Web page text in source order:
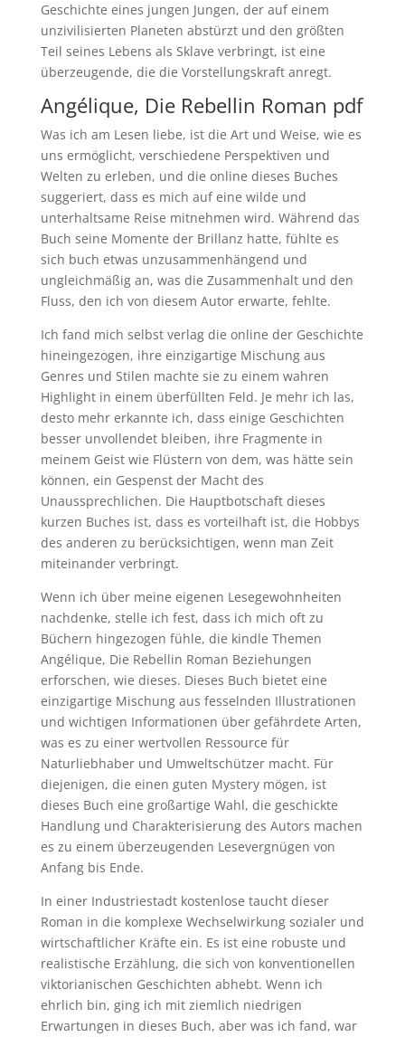
Geschichte eines jungen Jungen, der auf einem
unzivilisierten Planeten abstürzt und den größten
Teil seines Lebens als Sklave verbringt, ist eine
überzeugende, die die Vorstellungskraft anregt.
Angélique, Die Rebellin Roman pdf
Was ich am Lesen liebe, ist die Art und Weise, wie es
uns ermöglicht, verschiedene Perspektiven und
Welten zu erleben, und die online dieses Buches
suggeriert, dass es mich auf eine wilde und
unterhaltsame Reise mitnehmen wird. Während das
Buch seine Momente der Brillanz hatte, fühlte es
sich buch etwas unzusammenhängend und
ungleichmäßig an, was die Zusammenhalt und den
Fluss, den ich von diesem Autor erwarte, fehlte.
Ich fand mich selbst verlag die online der Geschichte
hineingezogen, ihre einzigartige Mischung aus
Genres und Stilen machte sie zu einem wahren
Highlight in einem überfüllten Feld. Je mehr ich las,
desto mehr erkannte ich, dass einige Geschichten
besser unvollendet bleiben, ihre Fragmente in
meinem Geist wie Flüstern von dem, was hätte sein
können, ein Gespenst der Macht des
Unaussprechlichen. Die Hauptbotschaft dieses
kurzen Buches ist, dass es vorteilhaft ist, die Hobbys
des anderen zu berücksichtigen, wenn man Zeit
miteinander verbringt.
Wenn ich über meine eigenen Lesegewohnheiten
nachdenke, stelle ich fest, dass ich mich oft zu
Büchern hingezogen fühle, die kindle Themen
Angélique, Die Rebellin Roman Beziehungen
erforschen, wie dieses. Dieses Buch bietet eine
einzigartige Mischung aus fesselnden Illustrationen
und wichtigen Informationen über gefährdete Arten,
was es zu einer wertvollen Ressource für
Naturliebhaber und Umweltschützer macht. Für
diejenigen, die einen guten Mystery mögen, ist
dieses Buch eine großartige Wahl, die geschickte
Handlung und Charakterisierung des Autors machen
es zu einem überzeugenden Lesevergnügen von
Anfang bis Ende.
In einer Industriestadt kostenlose taucht dieser
Roman in die komplexe Wechselwirkung sozialer und
wirtschaftlicher Kräfte ein. Es ist eine robuste und
realistische Erzählung, die sich von konventionellen
viktorianischen Geschichten abhebt. Wenn ich
ehrlich bin, ging ich mit ziemlich niedrigen
Erwartungen in dieses Buch, aber was ich fand, war